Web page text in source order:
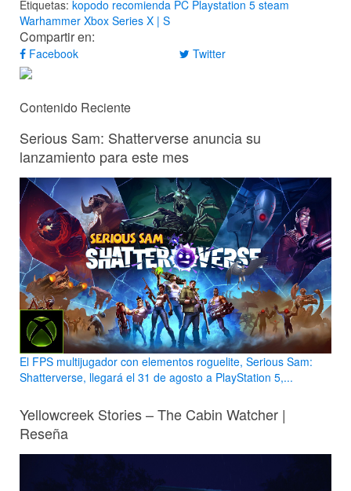
Etiquetas: kopodo recomienda PC Playstation 5 steam
Warhammer Xbox Series X | S
Compartir en:
Facebook Twitter
Contenido Reciente
Serious Sam: Shatterverse anuncia su
lanzamiento para este mes
El FPS multijugador con elementos roguelite, Serious Sam:
Shatterverse, llegará el 31 de agosto a PlayStation 5,...
Yellowcreek Stories – The Cabin Watcher |
Reseña